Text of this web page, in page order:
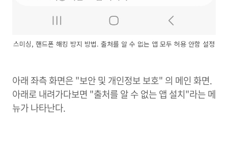
스미싱, 핸드폰 해킹 방지 방법. 출처를 알 수 없는 앱 모두 허용 안함 설정
아래 좌측 화면은 "보안 및 개인정보 보호" 의 메인 화면.
아래로 내려가다보면 "출처를 알 수 없는 앱 설치"라는 메
뉴가 나타난다.